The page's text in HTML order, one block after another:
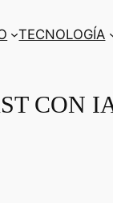
TECNOLOGÍA
CON